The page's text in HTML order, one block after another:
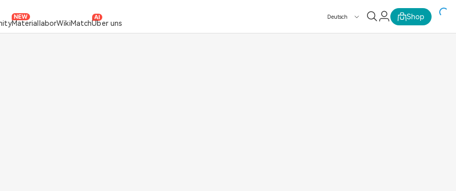
MateriallaborWikiMatchÜber uns
Deutsch Shop